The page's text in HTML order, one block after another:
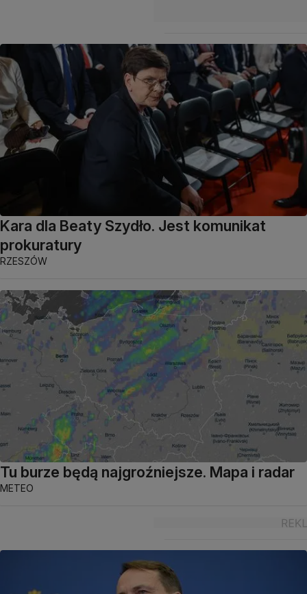
Kara dla Beaty Szydło. Jest komunikat
prokuratury
RZESZÓW
Tu burze będą najgroźniejsze. Mapa i radar
METEO